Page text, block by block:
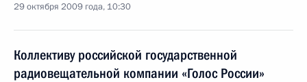
29 октября 2009 года, 10:30
Коллективу российской государственной
радиовещательной компании «Голос России»